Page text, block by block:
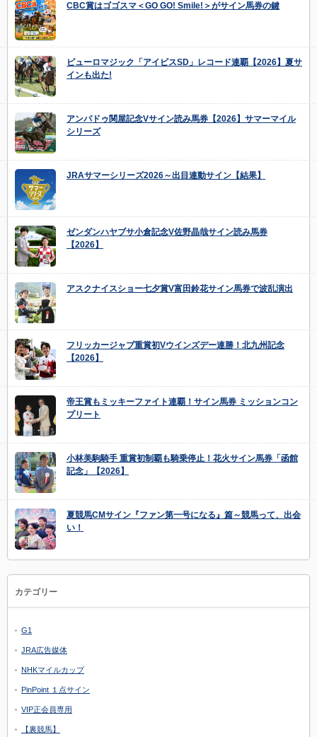
CBC賞はゴゴスマ＜GO GO! Smile!＞がサイン馬券の鍵
ピューロマジック「アイビスSD」レコード連覇【2026】夏サ
インも出た!
アンパドゥ関屋記念Vサイン読み馬券【2026】サマーマイル
シリーズ
JRAサマーシリーズ2026～出目連動サイン【結果】
ゼンダンハヤブサ小倉記念V佐野晶哉サイン読み馬券
【2026】
アスクナイスショー七夕賞V富田鈴花サイン馬券で波乱演出
フリッカージャブ重賞初Vウインズデー連勝！北九州記念
【2026】
帝王賞もミッキーファイト連覇！サイン馬券 ミッションコン
プリート
小林美駒騎手 重賞初制覇も騎乗停止！花火サイン馬券「函館
記念」【2026】
夏競馬CMサイン『ファン第一号になる』篇～競馬って、出会
い！
カテゴリー
G1
JRA広告媒体
NHKマイルカップ
PinPoint １点サイン
VIP正会員専用
【裏競馬】